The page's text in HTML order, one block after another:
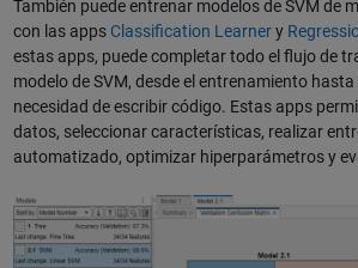
También puede entrenar modelos de SVM de
con las apps Classification Learnery
estas apps, puede completar todo el flujo de
modelo de SVM, desde el entrenamiento hasta
necesidad de escribir código. Estas apps
datos, seleccionar características, realizar
automatizado, optimizar hiperparámetros y